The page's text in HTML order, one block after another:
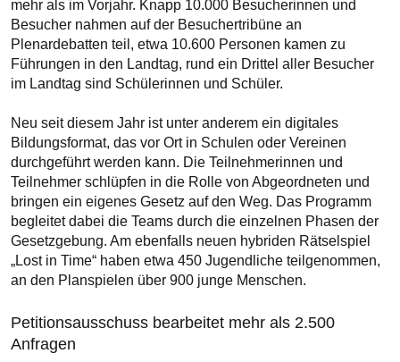
mehr als im Vorjahr. Knapp 10.000 Besucherinnen und
Besucher nahmen auf der Besuchertribüne an
Plenardebatten teil, etwa 10.600 Personen kamen zu
Führungen in den Landtag, rund ein Drittel aller Besucher
im Landtag sind Schülerinnen und Schüler.
Neu seit diesem Jahr ist unter anderem ein digitales
Bildungsformat, das vor Ort in Schulen oder Vereinen
durchgeführt werden kann. Die Teilnehmerinnen und
Teilnehmer schlüpfen in die Rolle von Abgeordneten und
bringen ein eigenes Gesetz auf den Weg. Das Programm
begleitet dabei die Teams durch die einzelnen Phasen der
Gesetzgebung. Am ebenfalls neuen hybriden Rätselspiel
„Lost in Time“ haben etwa 450 Jugendliche teilgenommen,
an den Planspielen über 900 junge Menschen.
Petitionsausschuss bearbeitet mehr als 2.500
Anfragen